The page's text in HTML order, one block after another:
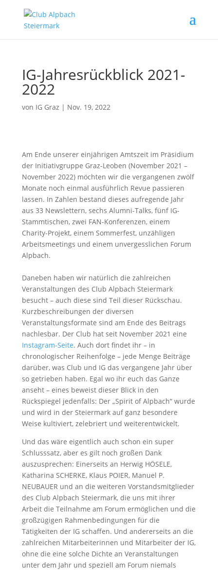
IG-Jahresrückblick 2021-
2022
von IG Graz | Nov. 19, 2022
Am Ende unserer einjährigen Amtszeit im Präsidium
der Initiativgruppe Graz-Leoben (November 2021 –
November 2022) möchten wir die vergangenen zwölf
Monate noch einmal ausführlich Revue passieren
lassen. In Zahlen bestand dieses aufregende Jahr
aus 33 Newslettern, sechs Alumni-Talks, fünf IG-
Stammtischen, zwei FAN-Konferenzen, einem
Charity-Projekt, einem Sommerfest, unzähligen
Arbeitsmeetings und einem unvergesslichen Forum
Alpbach.
Daneben haben wir natürlich die zahlreichen
Veranstaltungen des Club Alpbach Steiermark
besucht – auch diese sind Teil dieser Rückschau.
Kurzbeschreibungen der diversen
Veranstaltungsformate sind am Ende des Beitrags
nachlesbar. Der Club hat seit November 2021 eine
Instagram-Seite. Auch dort findet ihr – in
chronologischer Reihenfolge – jede Menge Beiträge
darüber, was Club und IG das vergangene Jahr über
so getrieben haben. Egal wo ihr euch das Ganze
anseht – eines beweist dieser Blick in den
Rückspiegel jedenfalls: Der „Spirit of Alpbach“ wurde
und wird in der Steiermark auf ganz besondere
Weise kultiviert, zelebriert und weiterentwickelt.
Und das wäre eigentlich auch schon ein super
Schlusssatz, aber es gilt noch großen Dank
auszusprechen: Einerseits an Herwig HÖSELE,
Katharina SCHERKE, Klaus POIER, Manuel P.
NEUBAUER und an die weiteren Vorstandsmitglieder
des Club Alpbach Steiermark, die uns mit ihrer
Arbeit die Teilnahme am Forum ermöglichen und die
großzügigen Rahmenbedingungen für die
Tätigkeiten der IG schaffen. Und andererseits an die
zahlreichen Mitarbeiterinnen und Mitarbeiter der IG,
ohne die eine solche Dichte an Veranstaltungen
unter dem Jahr und speziell am Forum niemals